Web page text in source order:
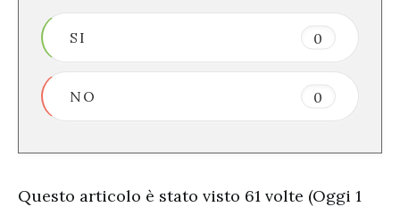
SI 0
NO 0
Questo articolo è stato visto 61 volte (Oggi 1